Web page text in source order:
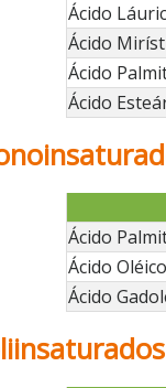
Ácido
Ácido
Ácido
Ácido
Ácido
Ácido Oléico
Ácido